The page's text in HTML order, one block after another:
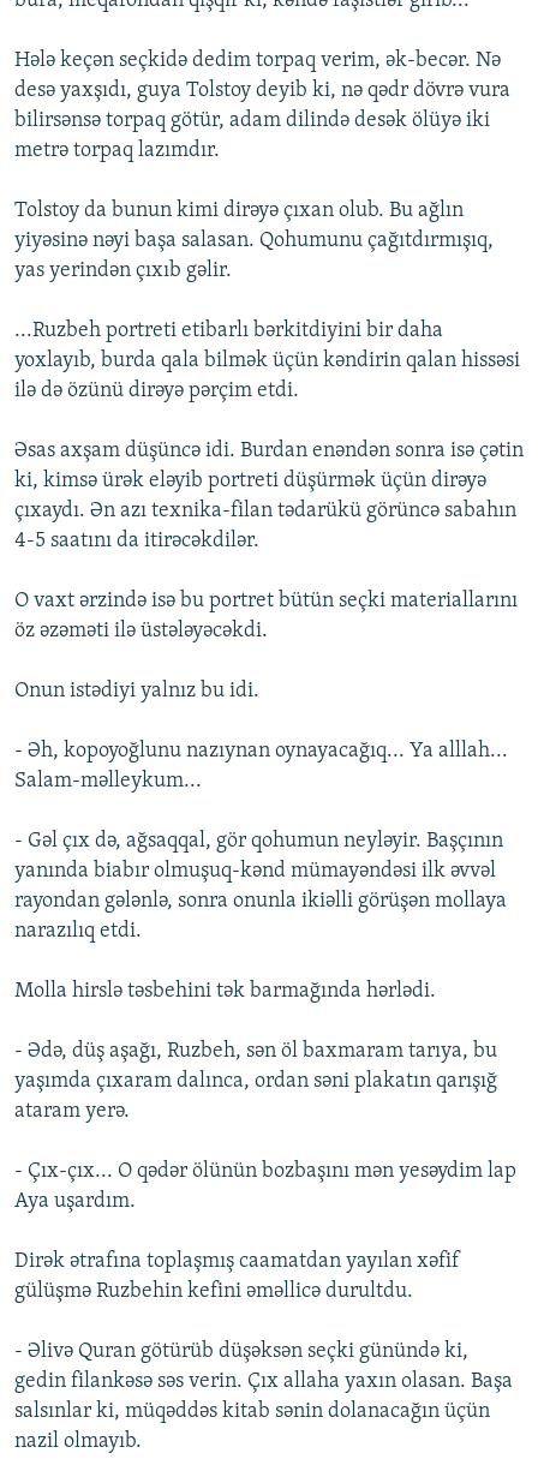
Hələ keçən seçkidə dedim torpaq verim, ək-becər. Nə
desə yaxşıdı, guya Tolstoy deyib ki, nə qədr dövrə vura
bilirsənsə torpaq götür, adam dilində desək ölüyə iki
metrə torpaq lazımdır.
Tolstoy da bunun kimi dirəyə çıxan olub. Bu ağlın
yiyəsinə nəyi başa salasan. Qohumunu çağıtdırmışıq,
yas yerindən çıxıb gəlir.
...Ruzbeh portreti etibarlı bərkitdiyini bir daha
yoxlayıb, burda qala bilmək üçün kəndirin qalan hissəsi
ilə də özünü dirəyə pərçim etdi.
Əsas axşam düşüncə idi. Burdan enəndən sonra isə çətin
ki, kimsə ürək eləyib portreti düşürmək üçün dirəyə
çıxaydı. Ən azı texnika-filan tədarükü görüncə sabahın
4-5 saatını da itirəcəkdilər.
O vaxt ərzində isə bu portret bütün seçki materiallarını
öz əzəməti ilə üstələyəcəkdi.
Onun istədiyi yalnız bu idi.
- Əh, kopoyoğlunu nazıynan oynayacağıq... Ya alllah...
Salam-məlleykum...
- Gəl çıx də, ağsaqqal, gör qohumun neyləyir. Başçının
yanında biabır olmuşuq-kənd mümayəndəsi ilk əvvəl
rayondan gələnlə, sonra onunla ikiəlli görüşən mollaya
narazılıq etdi.
Molla hirslə təsbehini tək barmağında hərlədi.
- Ədə, düş aşağı, Ruzbeh, sən öl baxmaram tarıya, bu
yaşımda çıxaram dalınca, ordan səni plakatın qarışığ
ataram yerə.
- Çıx-çıx... O qədər ölünün bozbaşını mən yesəydim lap
Aya uşardım.
Dirək ətrafına toplaşmış caamatdan yayılan xəfif
gülüşmə Ruzbehin kefini əməllicə durultdu.
- Əlivə Quran götürüb düşəksən seçki günündə ki,
gedin filankəsə səs verin. Çıx allaha yaxın olasan. Başa
salsınlar ki, müqəddəs kitab sənin dolanacağın üçün
nazil olmayıb.